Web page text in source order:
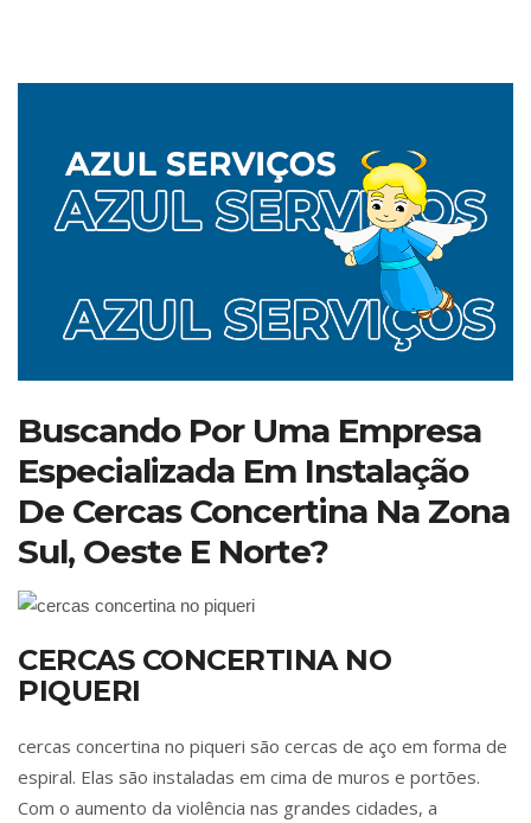
Buscando Por Uma Empresa
Especializada Em Instalação
De Cercas Concertina Na Zona
Sul, Oeste E Norte?
CERCAS CONCERTINA NO
PIQUERI
cercas concertina no piqueri são cercas de aço em forma de
espiral. Elas são instaladas em cima de muros e portões.
Com o aumento da violência nas grandes cidades, a